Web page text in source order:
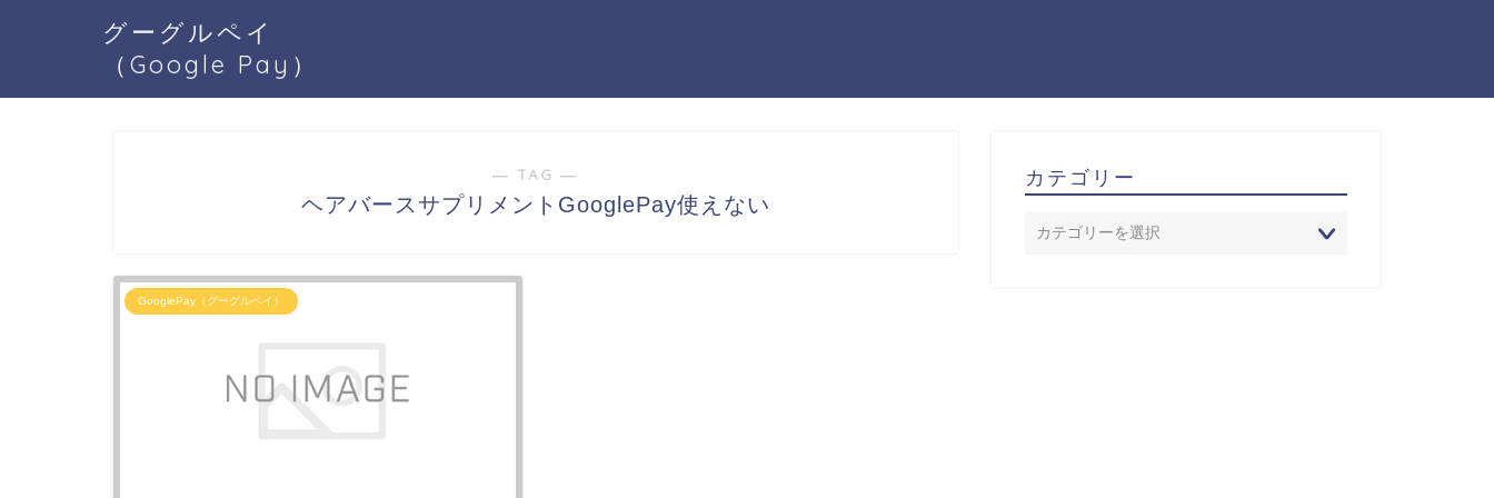
グーグルペイ
（Google Pay）
― TAG ―
ヘアバースサプリメントGooglePay使えない
GooglePay（グーグルペイ）
カテゴリー